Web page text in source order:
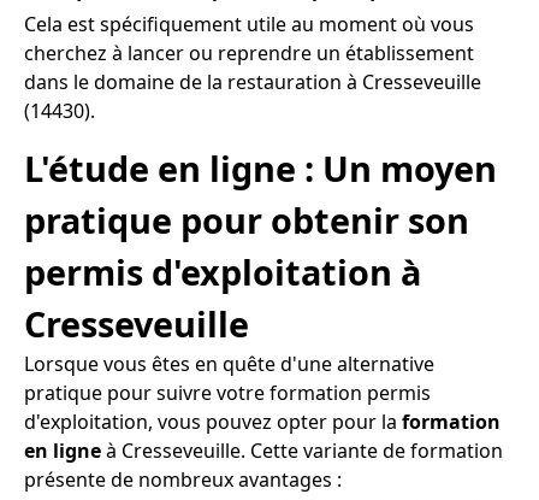
Cela est spécifiquement utile au moment où vous
cherchez à lancer ou reprendre un établissement
dans le domaine de la restauration à Cresseveuille
(14430).
L'étude en ligne : Un moyen
pratique pour obtenir son
permis d'exploitation à
Cresseveuille
Lorsque vous êtes en quête d'une alternative
pratique pour suivre votre formation permis
d'exploitation, vous pouvez opter pour la formation
en ligneà Cresseveuille. Cette variante de formation
présente de nombreux avantages :